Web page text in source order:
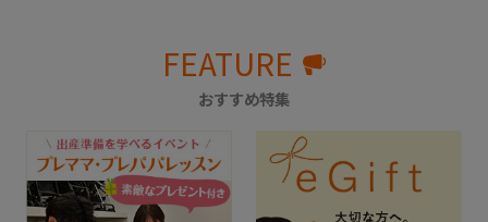
FEATURE
おすすめ特集